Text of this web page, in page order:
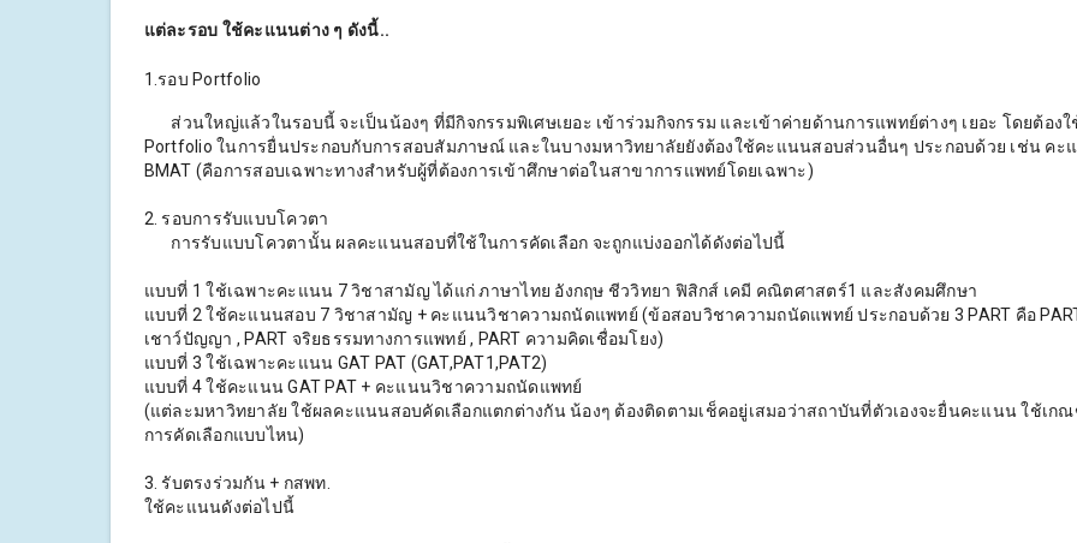
แต่ละรอบ ใช้คะแนนต่าง ๆ ดังนี้..
1.รอบ Portfolio
ส่วนใหญ่แล้วในรอบนี้ จะเป็นน้องๆ ที่มีกิจกรรมพิเศษเยอะ เข้าร่วมกิจกรรม และเข้าค่ายด้านการแพทย์ต่างๆ เยอะ โดยต้องใ
Portfolio ในการยื่นประกอบกับการสอบสัมภาษณ์ และในบางมหาวิทยาลัยยังต้องใช้คะแนนสอบส่วนอื่นๆ ประกอบด้วย เช่น คะ
BMAT (คือการสอบเฉพาะทางสำหรับผู้ที่ต้องการเข้าศึกษาต่อในสาขาการแพทย์โดยเฉพาะ)
2. รอบการรับแบบโควตา
การรับแบบโควตานั้น ผลคะแนนสอบที่ใช้ในการคัดเลือก จะถูกแบ่งออกได้ดังต่อไปนี้
แบบที่ 1 ใช้เฉพาะคะแนน 7 วิชาสามัญ ได้แก่ ภาษาไทย อังกฤษ ชีววิทยา ฟิสิกส์ เคมี คณิตศาสตร์1 และสังคมศึกษา
แบบที่ 2 ใช้คะแนนสอบ 7 วิชาสามัญ + คะแนนวิชาความถนัดแพทย์ (ข้อสอบวิชาความถนัดแพทย์ ประกอบด้วย 3 PART คือ
เชาว์ปัญญา , PART จริยธรรมทางการแพทย์ , PART ความคิดเชื่อมโยง)
แบบที่ 3 ใช้เฉพาะคะแนน GAT PAT (GAT,PAT1,PAT2)
แบบที่ 4 ใช้คะแนน GAT PAT + คะแนนวิชาความถนัดแพทย์
(แต่ละมหาวิทยาลัย ใช้ผลคะแนนสอบคัดเลือกแตกต่างกัน น้องๆ ต้องติดตามเช็คอยู่เสมอว่าสถาบันที่ตัวเองจะยื่นคะแนน ใช้เก
การคัดเลือกแบบไหน)
3. รับตรงร่วมกัน + กสพท.
ใช้คะแนนดังต่อไปนี้